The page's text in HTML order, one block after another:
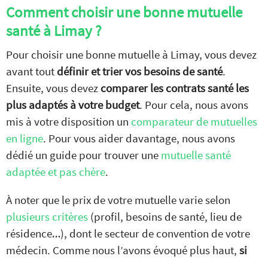
Comment choisir une bonne mutuelle
santé à Limay ?
Pour choisir une bonne mutuelle à Limay, vous devez
avant tout définir et trier vos besoins de santé.
Ensuite, vous devez comparer les contrats santé les
plus adaptés à votre budget. Pour cela, nous avons
mis à votre disposition un comparateur de mutuelles
en ligne. Pour vous aider davantage, nous avons
dédié un guide pour trouver une mutuelle santé
adaptée et pas chère.
À noter que le prix de votre mutuelle varie selon
plusieurs critères (profil, besoins de santé, lieu de
résidence…), dont le secteur de convention de votre
médecin. Comme nous l’avons évoqué plus haut, si